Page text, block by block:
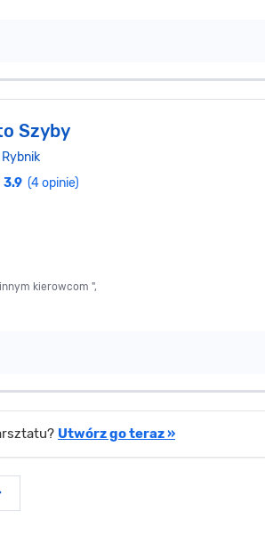
Szyby
Rybnik
3.9 (4 opinie)
kierowcom ",
Utwórz go teraz »